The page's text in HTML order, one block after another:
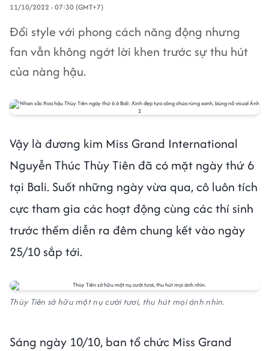
11/10/2022 - 07:30 (GMT+7)
Đổi style với phong cách năng động nhưng
fan vẫn không ngớt lời khen trước sự thu hút
của nàng hậu.
Vậy là đương kim Miss Grand International
Nguyễn Thúc Thùy Tiên đã có mặt ngày thứ 6
tại Bali. Suốt những ngày vừa qua, cô luôn tích
cực tham gia các hoạt động cùng các thí sinh
trước thềm diễn ra đêm chung kết vào ngày
25/10 sắp tới.
Thùy Tiên sở hữu một nụ cười tươi, thu hút mọi ánh nhìn.
Sáng ngày 10/10, ban tổ chức Miss Grand